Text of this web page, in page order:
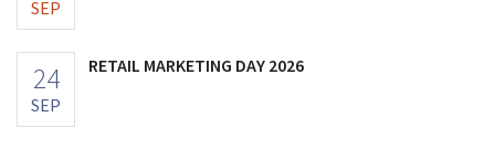
SEP
24
SEP
RETAIL MARKETING DAY 2026